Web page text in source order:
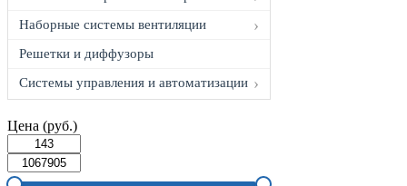
Наборные системы вентиляции
Решетки и диффузоры
Системы управления и автоматизации
Цена (руб.)